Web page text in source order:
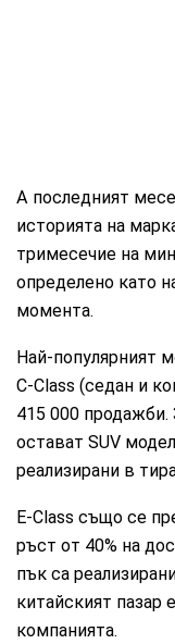
А последният
историята на
тримесечие на
определено като
момента.
Най-популярният
C-Class (седан и
415 000 продажби.
остават SUV
реализирани в
E-Class също се
ръст от 40% на
пък са
китайският пазар
компанията.